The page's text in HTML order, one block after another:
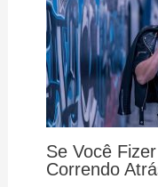
Se Você
Correndo